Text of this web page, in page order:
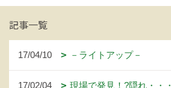
記事一覧
17/04/10 －ライトアップ－
17/02/04 現場で発見！?隠れ・・・